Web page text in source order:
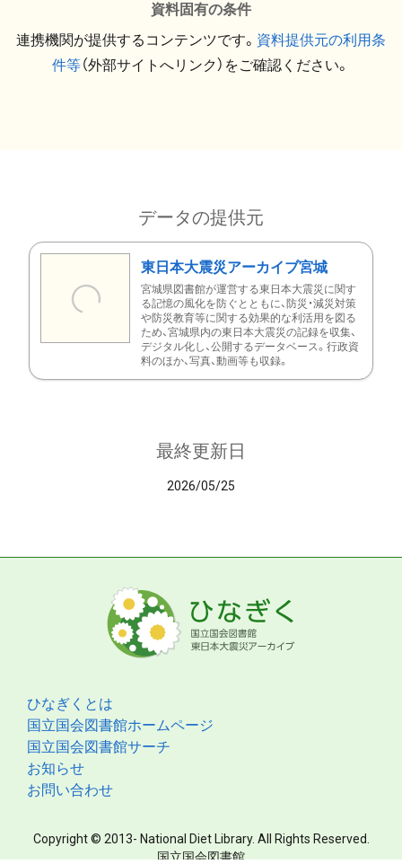
資料固有の条件
連携機関が提供するコンテンツです。 資料提供元の利用条
件等（外部サイトへリンク）をご確認ください。
データの提供元
東日本大震災アーカイブ宮城
宮城県図書館が運営する東日本大震災に関す
る記憶の風化を防ぐとともに、防災・減災対策
や防災教育等に関する効果的な利活用を図る
ため、宮城県内の東日本大震災の記録を収集、
デジタル化し、公開するデータベース。行政資
料のほか、写真、動画等も収録。
最終更新日
2026/05/25
ひなぎくとは
国立国会図書館ホームページ
国立国会図書館サーチ
お知らせ
お問い合わせ
Copyright © 2013- National Diet Library. All Rights Reserved.